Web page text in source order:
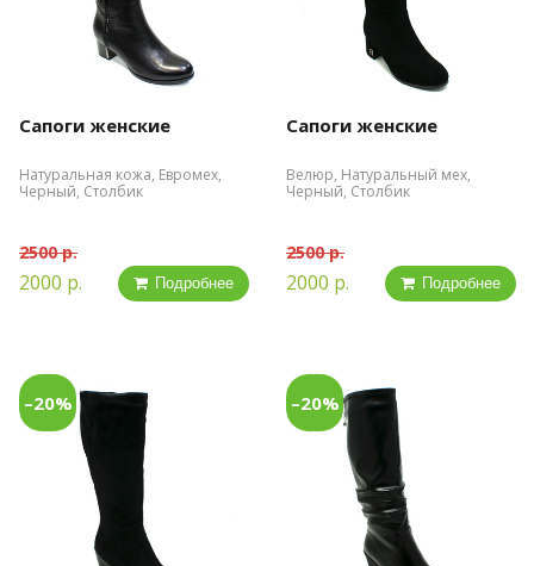
Сапоги женские
Натуральная кожа, Евромех,
Черный, Столбик
2500 р.
2000 р. Подробнее
Сапоги женские
Велюр, Натуральный мех,
Черный, Столбик
2500 р.
2000 р. Подробнее
–20% –20%